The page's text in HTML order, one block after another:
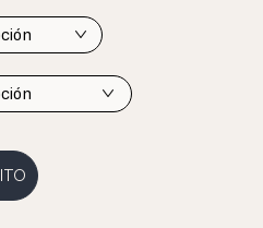
un
del 10%